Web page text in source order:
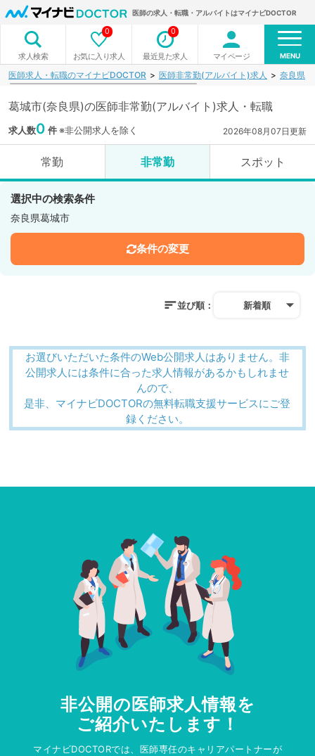
医師の求人・転職・アルバイトはマイナビDOCTOR
求人検索 お気に入り求人
0
最近見た求人
0
マイページ MENU
医師求人・転職のマイナビDOCTOR 医師非常勤(アルバイト)求人 奈良県
葛城市(奈良県)の医師非常勤(アルバイト)求人・転職
求人数0 件※非公開求人を除く 2026年08月07日更新
常勤 非常勤 スポット
選択中の検索条件
奈良県葛城市
条件の変更
並び順： 新着順
お選びいただいた条件のWeb公開求人はありません。非
公開求人には条件に合った求人情報があるかもしれませ
んので、
是非、マイナビDOCTORの無料転職支援サービスにご登
録ください。
非公開の医師求人情報を
ご紹介いたします！
マイナビDOCTORでは、医師専任のキャリアパートナーが